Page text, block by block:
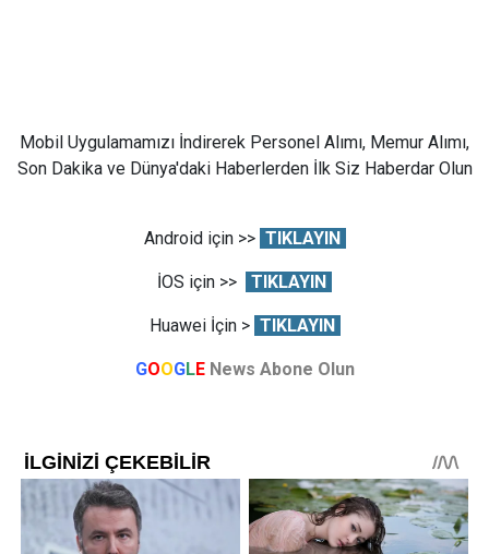
Mobil Uygulamamızı İndirerek Personel Alımı, Memur Alımı,
Son Dakika ve Dünya'daki Haberlerden İlk Siz Haberdar Olun
Android için >> TIKLAYIN
İOS için >> TIKLAYIN
Huawei İçin > TIKLAYIN
GOOGLE News Abone Olun